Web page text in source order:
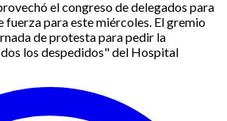
el congreso de delegados para
fuerza para este miércoles. El gremio
de protesta para pedir la
los despedidos" del Hospital